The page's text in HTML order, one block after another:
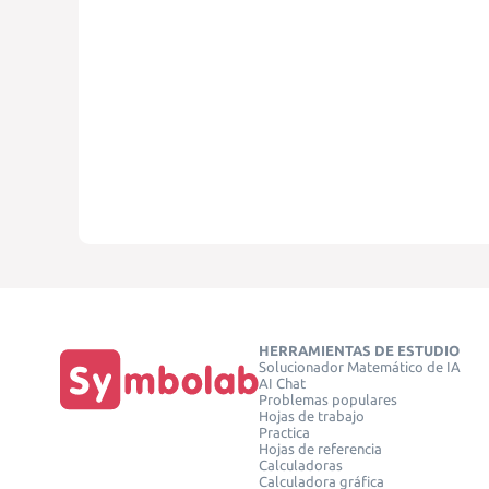
HERRAMIENTAS DE ESTUDIO
Solucionador Matemático de IA
AI Chat
Problemas populares
Hojas de trabajo
Practica
Hojas de referencia
Calculadoras
Calculadora gráfica